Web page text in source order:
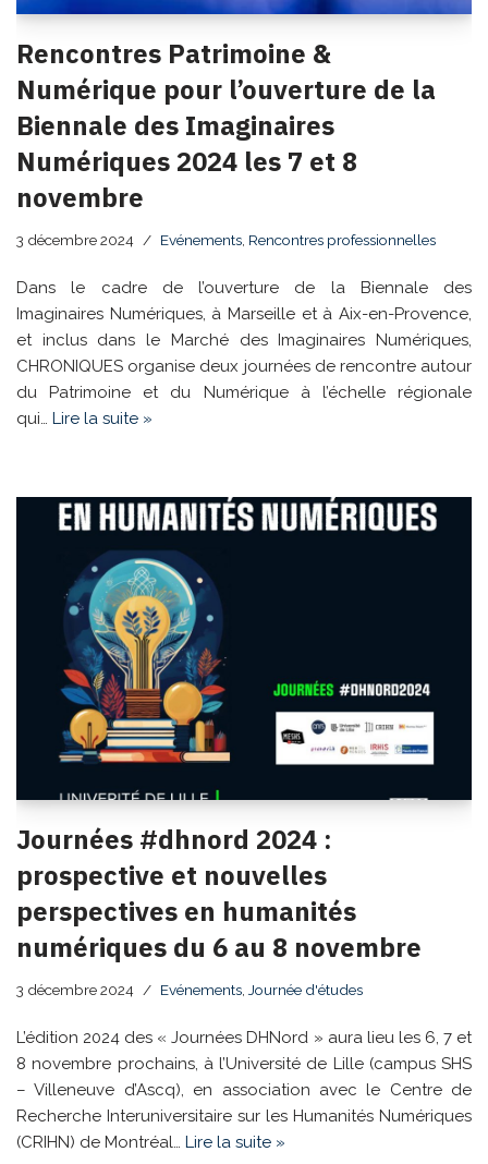
Rencontres Patrimoine &
Numérique pour l’ouverture de la
Biennale des Imaginaires
Numériques 2024 les 7 et 8
novembre
3 décembre 2024 Evénements Rencontres professionnelles
Dans le cadre de l’ouverture de la Biennale des
Imaginaires Numériques, à Marseille et à Aix-en-Provence,
et inclus dans le Marché des Imaginaires Numériques,
CHRONIQUES organise deux journées de rencontre autour
du Patrimoine et du Numérique à l’échelle régionale
qui… Lire la suite »
Journées #dhnord 2024 :
prospective et nouvelles
perspectives en humanités
numériques du 6 au 8 novembre
3 décembre 2024 Evénements, Journée d'études
L’édition 2024 des « Journées DHNord » aura lieu les 6, 7 et
8 novembre prochains, à l’Université de Lille (campus SHS
– Villeneuve d’Ascq), en association avec le Centre de
Recherche Interuniversitaire sur les Humanités Numériques
(CRIHN) de Montréal… Lire la suite »